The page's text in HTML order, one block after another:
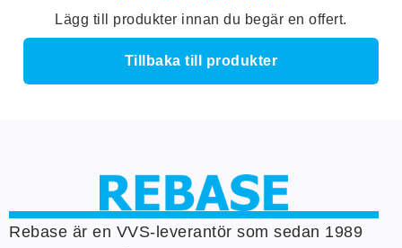
Lägg till produkter innan du begär en offert.
Tillbaka till produkter
Rebase är en VVS-leverantör som sedan 1989